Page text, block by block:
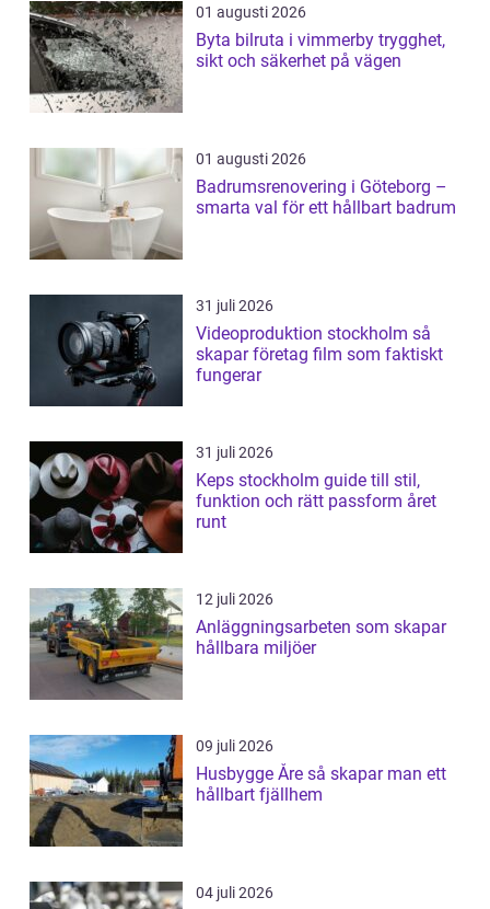
01 augusti 2026
Byta bilruta i vimmerby trygghet,
sikt och säkerhet på vägen
01 augusti 2026
Badrumsrenovering i Göteborg –
smarta val för ett hållbart badrum
31 juli 2026
Videoproduktion stockholm så
skapar företag film som faktiskt
fungerar
31 juli 2026
Keps stockholm guide till stil,
funktion och rätt passform året
runt
12 juli 2026
Anläggningsarbeten som skapar
hållbara miljöer
09 juli 2026
Husbygge Åre så skapar man ett
hållbart fjällhem
04 juli 2026